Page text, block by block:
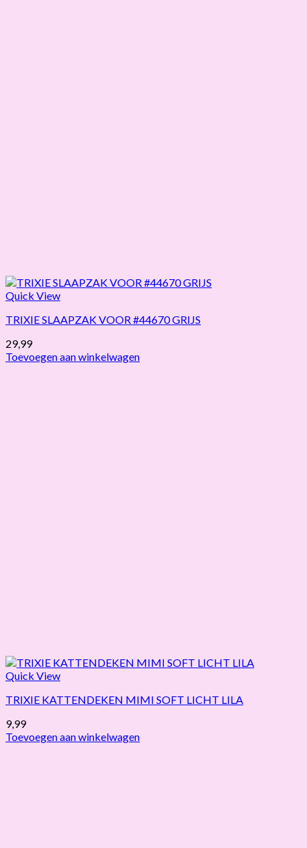
Quick View
TRIXIE SLAAPZAK VOOR #44670 GRIJS
29,99
Toevoegen aan winkelwagen
Quick View
TRIXIE KATTENDEKEN MIMI SOFT LICHT LILA
9,99
Toevoegen aan winkelwagen